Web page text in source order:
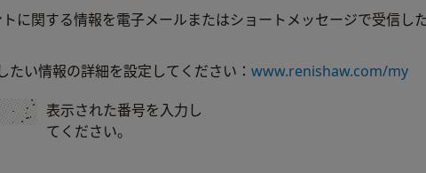
に関する情報を電子メールまたはショートメッセージで受信し
い情報の詳細を設定してください： www.renishaw.com/my
表示された番号を入力し
てください。